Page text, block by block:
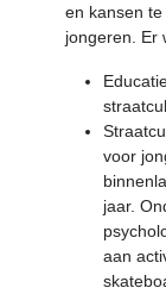
en kansen
jongeren. Er
voor
jaar.
aan